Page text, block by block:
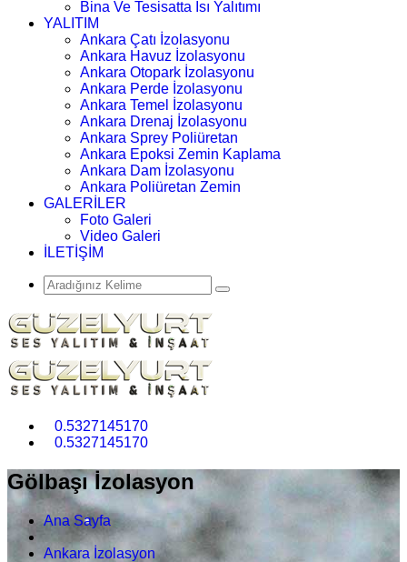
Bina Ve Tesisatta Isı Yalıtımı
YALITIM
Ankara Çatı İzolasyonu
Ankara Havuz İzolasyonu
Ankara Otopark İzolasyonu
Ankara Perde İzolasyonu
Ankara Temel İzolasyonu
Ankara Drenaj İzolasyonu
Ankara Sprey Poliüretan
Ankara Epoksi Zemin Kaplama
Ankara Dam İzolasyonu
Ankara Poliüretan Zemin
GALERİLER
Foto Galeri
Video Galeri
İLETİŞİM
0.5327145170
0.5327145170
Gölbaşı İzolasyon
Ana Sayfa
Ankara İzolasyon